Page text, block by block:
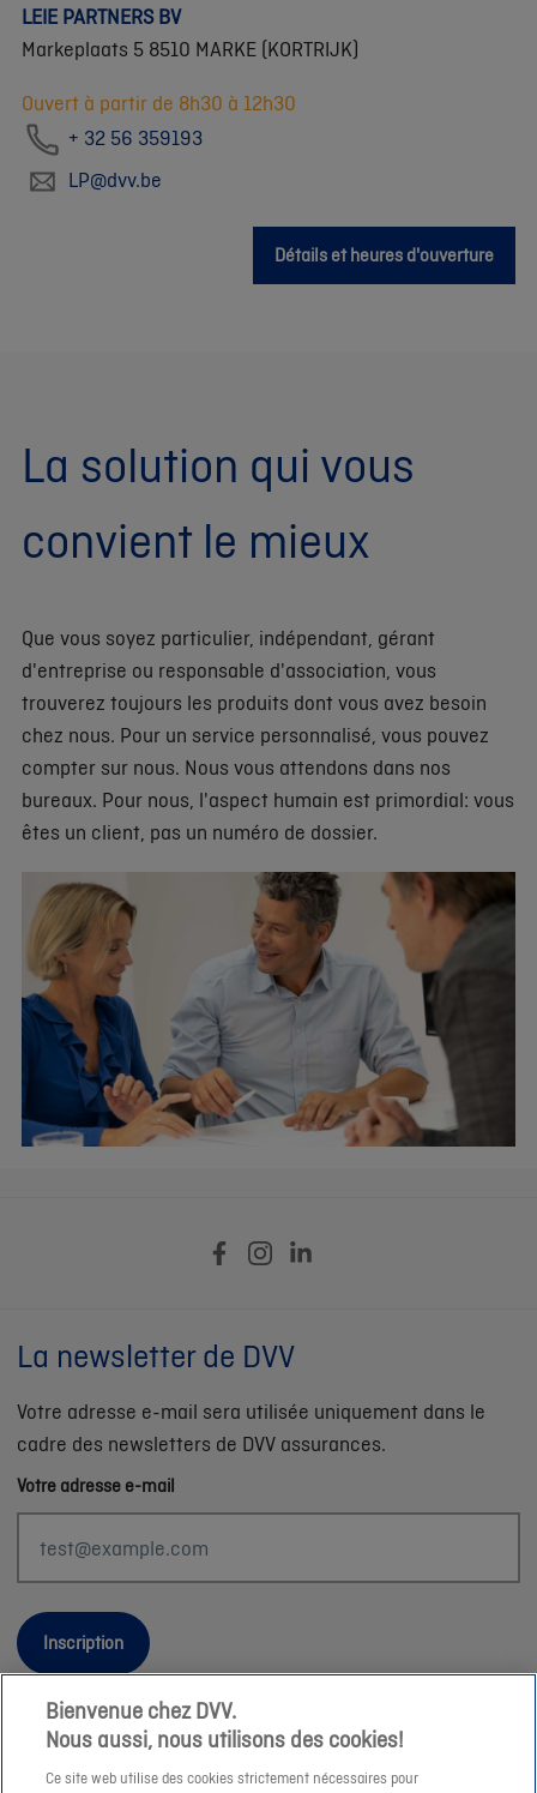
LEIE PARTNERS BV
Markeplaats 5 8510 MARKE (KORTRIJK)
Ouvert à partir de 8h30 à 12h30
+ 32 56 359193
LP@dvv.be
Détails et heures d'ouverture
La solution qui vous
convient le mieux
Que vous soyez particulier, indépendant, gérant
d'entreprise ou responsable d'association, vous
trouverez toujours les produits dont vous avez besoin
chez nous. Pour un service personnalisé, vous pouvez
compter sur nous. Nous vous attendons dans nos
bureaux. Pour nous, l'aspect humain est primordial: vous
êtes un client, pas un numéro de dossier.
La newsletter de DVV
Votre adresse e-mail sera utilisée uniquement dans le
cadre des newsletters de DVV assurances.
Votre adresse e-mail
Inscription
Informations légales
Bienvenue chez DVV.
Nous aussi, nous utilisons des cookies!
Ce site web utilise des cookies strictement nécessaires pour